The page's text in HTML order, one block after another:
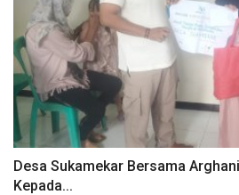
Desa Sukamekar Bersama
Kepada...